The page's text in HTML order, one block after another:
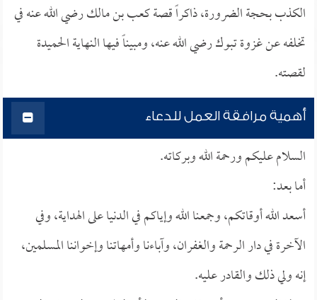
الكذب بحجة الضرورة، ذاكراً قصة كعب بن مالك رضي الله عنه في
تخلفه عن غزوة تبوك رضي الله عنه، ومبيناً فيها النهاية الحميدة
لقصته.
أهمية مرافقة العمل للدعاء
السلام عليكم ورحمة الله وبركاته.
أما بعد:
أسعد الله أوقاتكم، وجمعنا الله وإياكم في الدنيا على الهداية، وفي
الآخرة في دار الرحمة والغفران، وآباءنا وأمهاتنا وإخواننا المسلمين،
إنه ولي ذلك والقادر عليه.